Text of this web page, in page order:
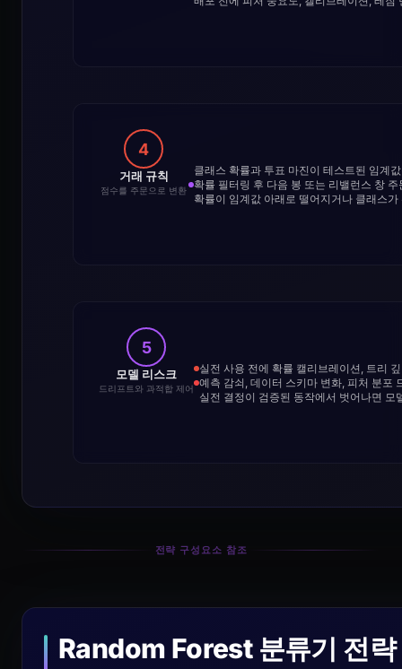
4
거래 규칙
점수를 주문으로 변환
클래스 확률과 투표 마진이 테스트된 임계
확률 필터링 후 다음 봉 또는 리밸런스 창
확률이 임계값 아래로 떨어지거나 클래스
5
모델 리스크
드리프트와 과적합 제어
실전 사용 전에 확률 캘리브레이션, 트리
예측 감쇠, 데이터 스키마 변화, 피처 분포
실전 결정이 검증된 동작에서 벗어나면 모
전략 구성요소 참조
Random Forest 분류기 전략